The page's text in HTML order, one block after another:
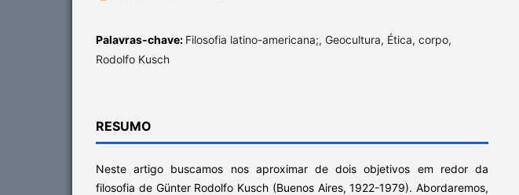
Palavras-chave: Filosofia latino-americana;, Geocultura, Ética, corpo,
Rodolfo Kusch
RESUMO
Neste artigo buscamos nos aproximar de dois objetivos em redor da
filosofia de Günter Rodolfo Kusch (Buenos Aires, 1922-1979). Abordaremos,